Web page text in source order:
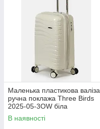
Маленька пластикова валіза
ручна поклажа Three Birds
2025-05-3OW біла
В наявності